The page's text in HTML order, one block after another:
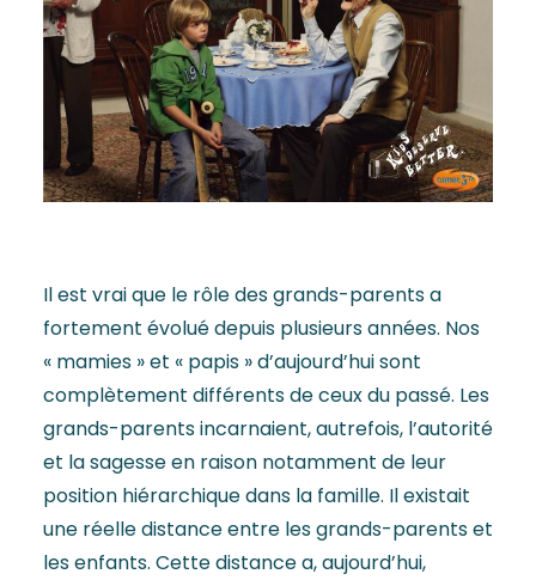
Il est vrai que le rôle des grands-parents a
fortement évolué depuis plusieurs années. Nos
« mamies » et « papis » d’aujourd’hui sont
complètement différents de ceux du passé. Les
grands-parents incarnaient, autrefois, l’autorité
et la sagesse en raison notamment de leur
position hiérarchique dans la famille. Il existait
une réelle distance entre les grands-parents et
les enfants. Cette distance a, aujourd’hui,